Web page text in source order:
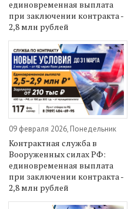
единовременная выплата
при заключении контракта -
2,8 млн рублей
09 февраля 2026, Понедельник
Контрактная служба в
Вооруженных силах РФ:
единовременная выплата
при заключении контракта -
2,8 млн рублей